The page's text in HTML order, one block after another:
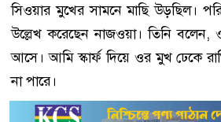
সিওয়ার মুখের সামনে মাছি উড়ছিল।
উল্লেখ করেছেন নাজওয়া। তিনি বলেন,
আসে। আমি স্কার্ফ দিয়ে ওর মুখ ঢেকে
না পারে।